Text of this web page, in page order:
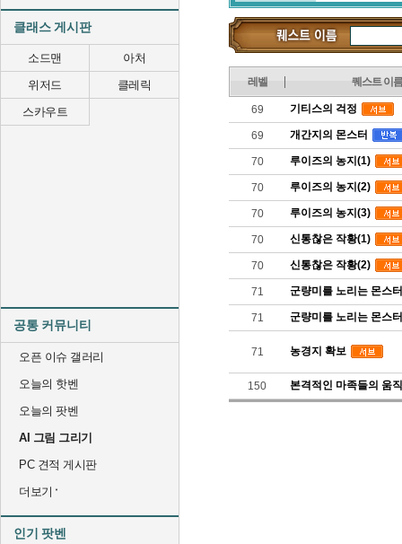
클래스 게시판
소드맨
아처
위저드
클레릭
스카우트
공통 커뮤니티
오픈 이슈 갤러리
오늘의 핫벤
오늘의 팟벤
AI 그림 그리기
PC 견적 게시판
더보기
인기 팟벤
레벨 퀘스트 이름
69 기티스의 걱정
69 개간지의 몬스터
70 루이즈의 농지(1)
70 루이즈의 농지(2)
70 루이즈의 농지(3)
70 신통찮은 작황(1)
70 신통찮은 작황(2)
71 군량미를 노리는 몬스
71 군량미를 노리는 몬스
71 농경지 확보
150 본격적인 마족들의 움